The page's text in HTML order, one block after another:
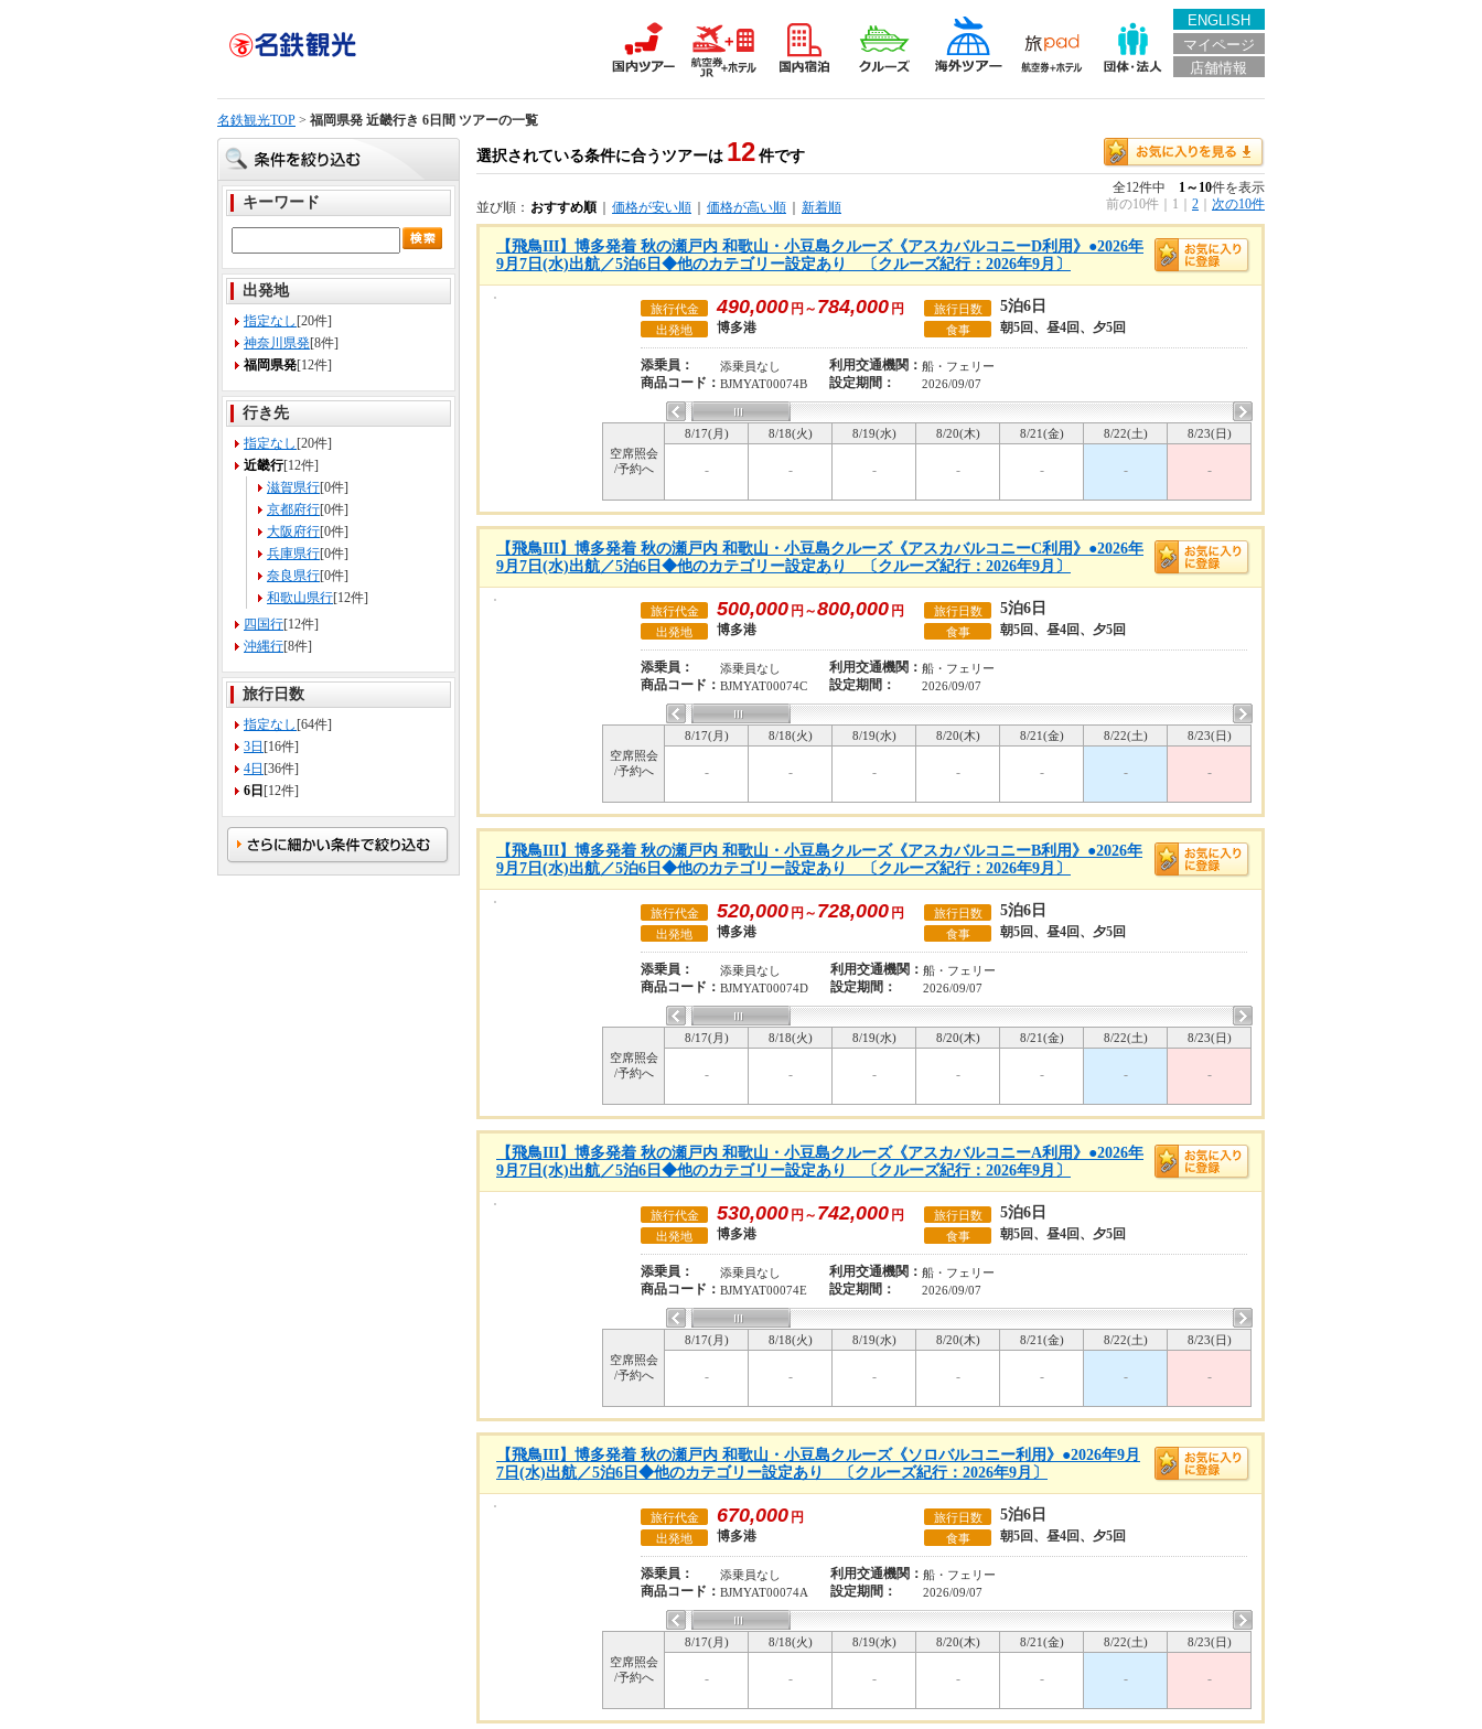
ENGLISH
マイページ
店舗情報
名鉄観光TOP > 福岡県発 近畿行き 6日間 ツアーの一覧
キーワード
出発地
指定なし [20件]
神奈川県発[8件]
福岡県発[12件]
行き先
指定なし [20件]
近畿行[12件]
滋賀県行[0件]
京都府行[0件]
大阪府行[0件]
兵庫県行[0件]
奈良県行[0件]
和歌山県行[12件]
四国行[12件]
沖縄行[8件]
旅行日数
指定なし [64件]
3日 [16件]
4日 [36件]
6日 [12件]
選択されている条件に合うツアーは 12 件です
並び順： おすすめ順 価格が安い順 価格が高い順 新着順
全12件中 1～10件を表示
前の10件
1 2 次の10件
【飛鳥III】博多発着 秋の瀬戸内 和歌山・小豆島クルーズ《アスカバルコニーD利用》●2026年
9月7日(水)出航／5泊6日◆他のカテゴリー設定あり 〔クルーズ紀行：2026年9月〕
旅行代金 490,000 円～ 784,000 円 旅行日数 5泊6日
出発地 博多港 食事 朝5回、昼4回、夕5回
添乗員： 添乗員なし 利用交通機関： 船・フェリー
商品コード： BJMYAT00074B 設定期間： 2026/09/07
空席照会
/予約へ
8/17(月) 8/18(火) 8/19(水) 8/20(木) 8/21(金) 8/22(土) 8/23(日)
- - - - - - -
【飛鳥III】博多発着 秋の瀬戸内 和歌山・小豆島クルーズ《アスカバルコニーC利用》●2026年
9月7日(水)出航／5泊6日◆他のカテゴリー設定あり 〔クルーズ紀行：2026年9月〕
旅行代金 500,000 円～800,000 円 旅行日数 5泊6日
出発地 博多港 食事 朝5回、昼4回、夕5回
添乗員： 添乗員なし 利用交通機関： 船・フェリー
商品コード： BJMYAT00074C 設定期間： 2026/09/07
空席照会
/予約へ
8/17(月) 8/18(火) 8/19(水) 8/20(木) 8/21(金) 8/22(土) 8/23(日)
- - - - - - -
【飛鳥III】博多発着 秋の瀬戸内 和歌山・小豆島クルーズ《アスカバルコニーB利用》●2026年
9月7日(水)出航／5泊6日◆他のカテゴリー設定あり 〔クルーズ紀行：2026年9月〕
旅行代金 520,000 円～ 728,000 円 旅行日数 5泊6日
出発地 博多港 食事 朝5回、昼4回、夕5回
添乗員： 添乗員なし 利用交通機関： 船・フェリー
商品コード： BJMYAT00074D 設定期間： 2026/09/07
空席照会
/予約へ
8/17(月) 8/18(火) 8/19(水) 8/20(木) 8/21(金) 8/22(土) 8/23(日)
- - - - - - -
【飛鳥III】博多発着 秋の瀬戸内 和歌山・小豆島クルーズ《アスカバルコニーA利用》●2026年
9月7日(水)出航／5泊6日◆他のカテゴリー設定あり 〔クルーズ紀行：2026年9月〕
旅行代金 530,000 円～ 742,000 円 旅行日数 5泊6日
出発地 博多港 食事 朝5回、昼4回、夕5回
添乗員： 添乗員なし 利用交通機関： 船・フェリー
商品コード： BJMYAT00074E 設定期間： 2026/09/07
空席照会
/予約へ
8/17(月) 8/18(火) 8/19(水) 8/20(木) 8/21(金) 8/22(土) 8/23(日)
- - - - - - -
【飛鳥III】博多発着 秋の瀬戸内 和歌山・小豆島クルーズ《ソロバルコニー利用》●2026年9月
7日(水)出航／5泊6日◆他のカテゴリー設定あり 〔クルーズ紀行：2026年9月〕
旅行代金 670,000 円 旅行日数 5泊6日
出発地 博多港 食事 朝5回、昼4回、夕5回
添乗員： 添乗員なし 利用交通機関： 船・フェリー
商品コード： BJMYAT00074A 設定期間： 2026/09/07
空席照会
/予約へ
8/17(月) 8/18(火) 8/19(水) 8/20(木) 8/21(金) 8/22(土) 8/23(日)
- - - - - - -